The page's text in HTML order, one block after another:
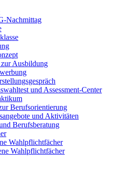
Nachmittag
Ausbildung
und Assessment-Center
Berufsorientierung
und Aktivitäten
Berufsberatung
Wahlpflichtfächer
Wahlpflichtfächer